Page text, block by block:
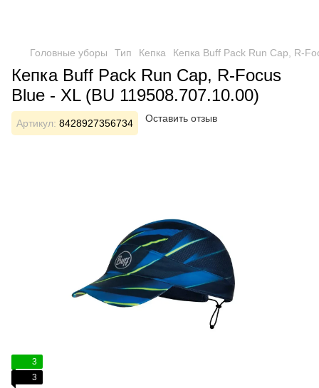
Головные уборы Тип Кепка Кепка Buff Pack Run Cap, R-
Кепка Buff Pack Run Cap, R-Focus
Blue - XL (BU 119508.707.10.00)
Артикул: 8428927356734 Оставить отзыв
3
3